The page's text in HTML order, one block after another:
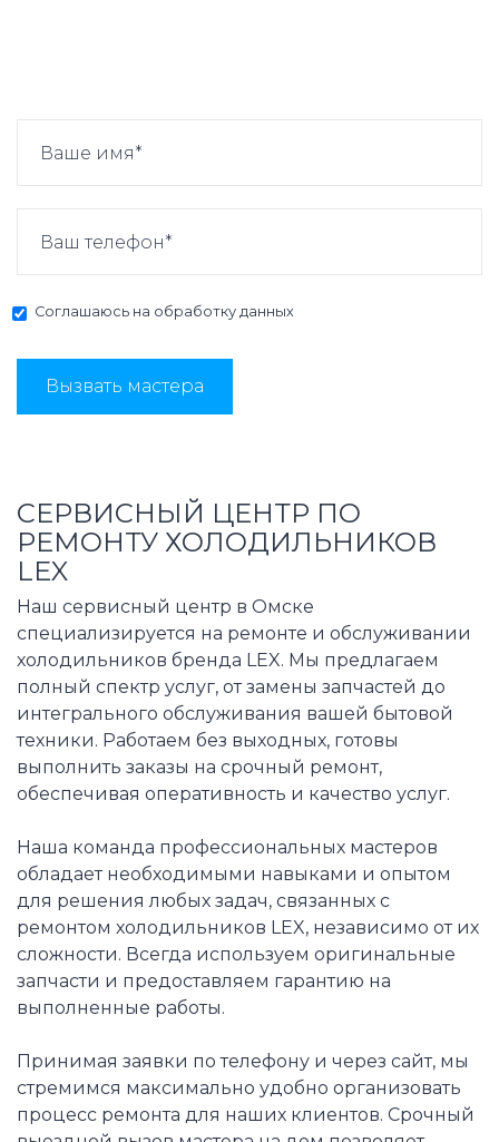
Соглашаюсь на обработку данных
Вызвать мастера
СЕРВИСНЫЙ ЦЕНТР ПО
РЕМОНТУ ХОЛОДИЛЬНИКОВ
LEX
Наш сервисный центр в Омске
специализируется на ремонте и обслуживании
холодильников бренда LEX. Мы предлагаем
полный спектр услуг, от замены запчастей до
интегрального обслуживания вашей бытовой
техники. Работаем без выходных, готовы
выполнить заказы на срочный ремонт,
обеспечивая оперативность и качество услуг.
Наша команда профессиональных мастеров
обладает необходимыми навыками и опытом
для решения любых задач, связанных с
ремонтом холодильников LEX, независимо от их
сложности. Всегда используем оригинальные
запчасти и предоставляем гарантию на
выполненные работы.
Принимая заявки по телефону и через сайт, мы
стремимся максимально удобно организовать
процесс ремонта для наших клиентов. Срочный